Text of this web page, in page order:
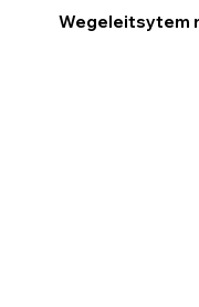
Wegeleitsytem